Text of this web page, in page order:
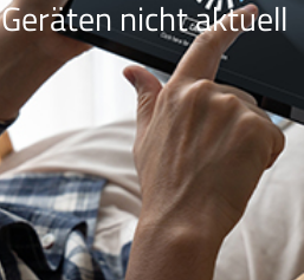
Geräten nicht aktuell